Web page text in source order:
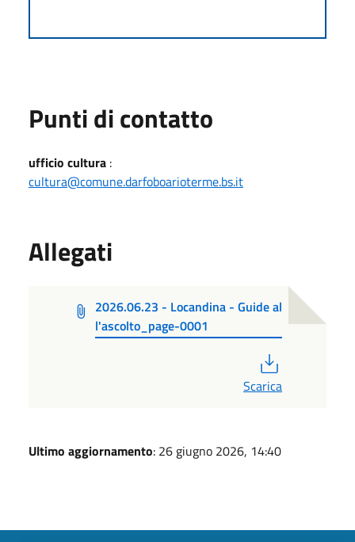
Punti di contatto
ufficio cultura :
cultura@comune.darfoboarioterme.bs.it
Allegati
2026.06.23 - Locandina - Guide al
l'ascolto_page-0001
Scarica
Ultimo aggiornamento: 26 giugno 2026, 14:40